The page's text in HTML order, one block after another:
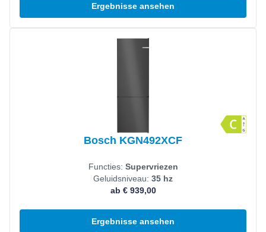
Ergebnisse ansehen
Bosch KGN492XCF
Functies: Supervriezen
Geluidsniveau: 35 hz
ab € 939,00
Ergebnisse ansehen